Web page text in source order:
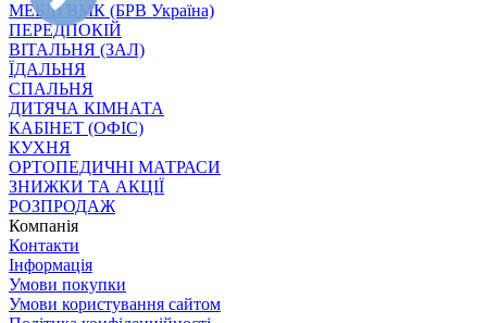
МЕБЛІ ВМК (БРВ Україна)
ПЕРЕДПОКІЙ
ВІТАЛЬНЯ (ЗАЛ)
ЇДАЛЬНЯ
СПАЛЬНЯ
ДИТЯЧА КІМНАТА
КАБІНЕТ (ОФІС)
КУХНЯ
ОРТОПЕДИЧНІ МАТРАСИ
ЗНИЖКИ ТА АКЦІЇ
РОЗПРОДАЖ
Компанія
Контакти
Інформація
Умови покупки
Умови користування сайтом